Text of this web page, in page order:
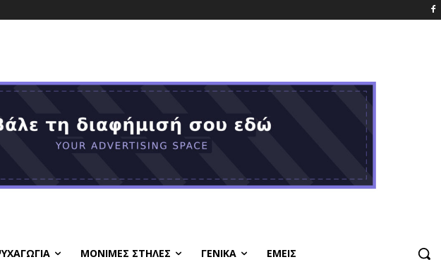
ΜΟΝΙΜΕΣ ΣΤΗΛΕΣ ΓΕΝΙΚΑ ΕΜΕΙΣ